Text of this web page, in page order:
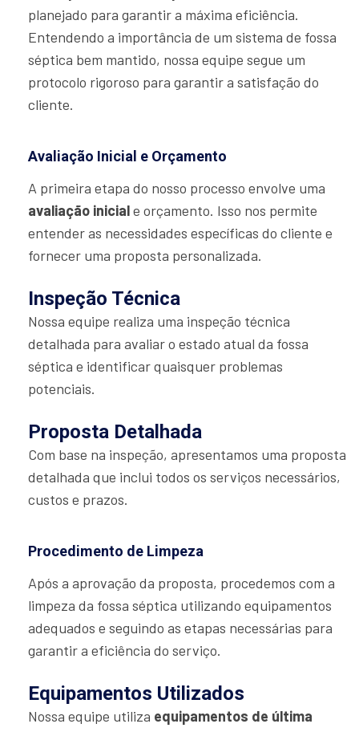
planejado para garantir a máxima eficiência.
Entendendo a importância de um sistema de fossa
séptica bem mantido, nossa equipe segue um
protocolo rigoroso para garantir a satisfação do
cliente.
Avaliação Inicial e Orçamento
A primeira etapa do nosso processo envolve uma
avaliação iniciale orçamento. Isso nos permite
entender as necessidades específicas do cliente e
fornecer uma proposta personalizada.
Inspeção Técnica
Nossa equipe realiza uma inspeção técnica
detalhada para avaliar o estado atual da fossa
séptica e identificar quaisquer problemas
potenciais.
Proposta Detalhada
Com base na inspeção, apresentamos uma proposta
detalhada que inclui todos os serviços necessários,
custos e prazos.
Procedimento de Limpeza
Após a aprovação da proposta, procedemos com a
limpeza da fossa séptica utilizando equipamentos
adequados e seguindo as etapas necessárias para
garantir a eficiência do serviço.
Equipamentos Utilizados
Nossa equipe utiliza equipamentos de última